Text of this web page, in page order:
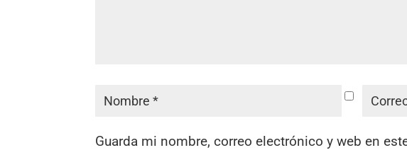
Guarda mi nombre, correo electrónico y web en